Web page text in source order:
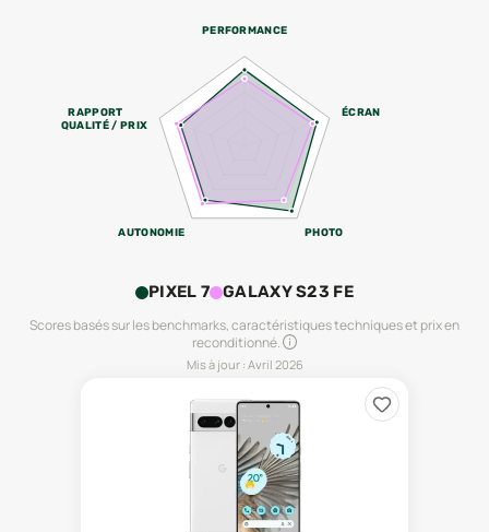
PERFORMANCE
ÉCRAN
PHOTO
AUTONOMIE
RAPPORT
QUALITÉ / PRIX
PIXEL 7 GALAXY S23 FE
Scores basés sur les benchmarks, caractéristiques techniques et prix en
reconditionné.
Mis à jour : Avril 2026